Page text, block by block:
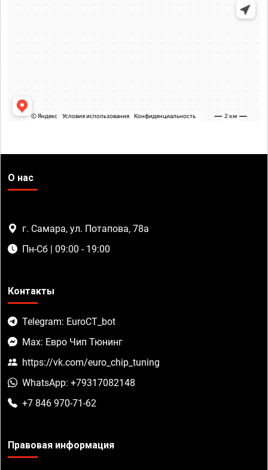
О нас
г. Самара, ул. Потапова, 78а
Пн-Сб | 09:00 - 19:00
Контакты
Telegram: EuroCT_bot
Max: Евро Чип Тюнинг
https://vk.com/euro_chip_tuning
WhatsApp: +79317082148
+7 846 970-71-62
Правовая информация